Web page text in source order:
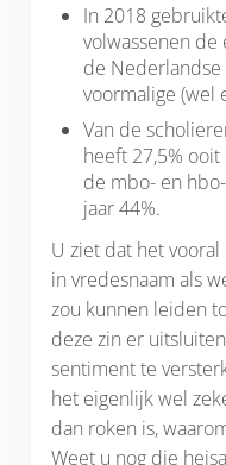
In 2018
volwassenen de
de Nederlandse
voormalige (wel
Van de
heeft 27,5%
de mbo- en
jaar 44%.
U ziet dat het vooral
in vredesnaam als
zou kunnen leiden
deze zin er
sentiment te
het eigenlijk wel
dan roken is,
Weet u nog die